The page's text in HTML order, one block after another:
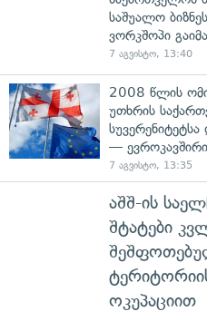
საშუალო
ვორკშოპი
7 აგვისტო, 13:40
2008 წლის
უთხრის
—
7 აგვისტო, 13:35
აშშ-ის
შტატები
ოკუპაციით